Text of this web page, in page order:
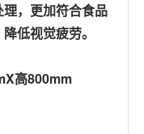
，更加符合食品
低视觉疲劳。
高800mm